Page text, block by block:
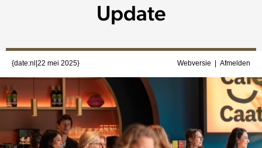
Update
{date:nl|22 mei 2025} Webversie Afmelden